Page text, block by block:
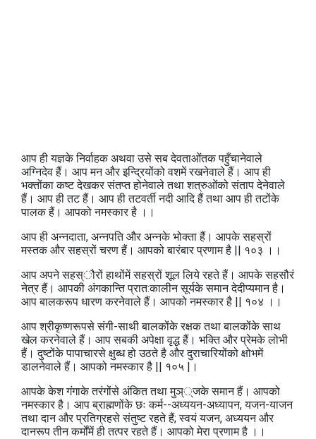
आप ही यज्ञके निर्वाहक अथवा उसे सब देवताओंतक पहुँचानेवाले
अग्निदेव हैं। आप मन और इन्द्रियोंको वशमें रखनेवाले हैं। आप ही
भक्तोंका कष्ट देखकर संतप्त होनेवाले तथा शत्रुओंको संताप देनेवाले
हैं। आप ही तट हैं। आप ही तटवर्ती नदी आदि हैं तथा आप ही तटोंके
पालक हैं। आपको नमस्कार है ।।
आप ही अन्नदाता, अन्नपति और अन्नके भोक्ता हैं। आपके सहस्रों
मस्तक और सहस्रों चरण हैं। आपको बारंबार प्रणाम है || १०३ ।।
आप अपने सहस्ौरों हाथोंमें सहस्रों शूल लिये रहते हैं। आपके सहसौरं
नेत्र हैं। आपकी अंगकान्ति प्रात:कालीन सूर्यके समान देदीप्यमान है।
आप बालकरूप धारण करनेवाले हैं। आपको नमस्कार है || १०४ ।।
आप श्रीकृष्णरूपसे संगी-साथी बालकोंके रक्षक तथा बालकोंके साथ
खेल करनेवाले हैं। आप सबकी अपेक्षा वृद्ध हैं। भक्ति और प्रेमके लोभी
हैं। दुष्टोंके पापाचारसे क्षुब्ध हो उठते है और दुराचारियोंको क्षोभमें
डालनेवाले हैं। आपको नमस्कार है || १०५ |।
आपके केश गंगाके तरंगोंसे अंकित तथा मुञ््जके समान हैं। आपको
नमस्कार है। आप ब्राह्मणोंके छः कर्म--अध्ययन-अध्यापन, यजन-याजन
तथा दान और प्रतिग्रहसे संतुष्ट रहते हैं; स्वयं यजन, अध्ययन और
दानरूप तीन कर्मोंमें ही तत्पर रहते हैं। आपको मेरा प्रणाम है ।।